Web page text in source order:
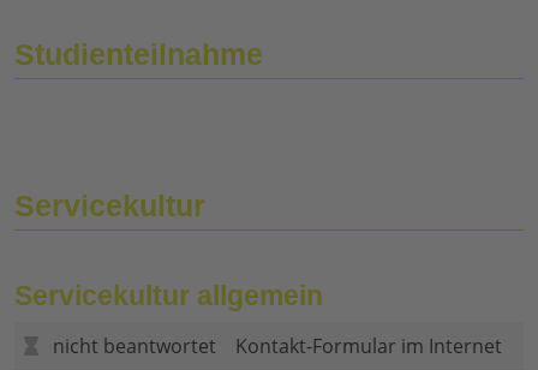
Studienteilnahme
Servicekultur
Servicekultur allgemein
nicht beantwortet
Kontakt-Formular im Internet